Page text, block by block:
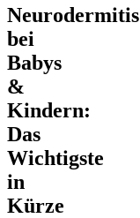
Neurodermitis
bei
Babys
&
Kindern:
Das
Wichtigste
in
Kürze